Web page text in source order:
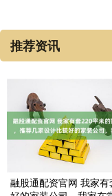
推荐资讯
融股通配资官网 我家